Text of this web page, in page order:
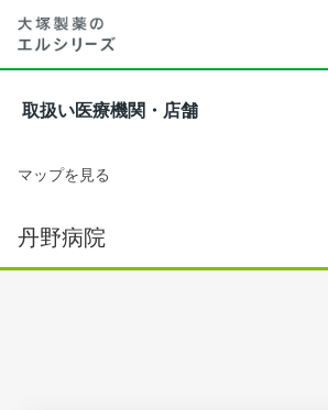
取扱い医療機関・店舗
マップを見る
丹野病院